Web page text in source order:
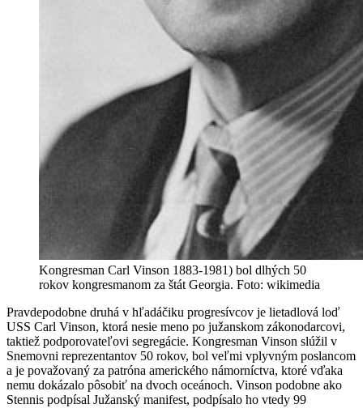
Kongresman Carl Vinson 1883-1981) bol dlhých 50
rokov kongresmanom za štát Georgia. Foto: wikimedia
Pravdepodobne druhá v hľadáčiku progresívcov je lietadlová loď
USS Carl Vinson, ktorá nesie meno po južanskom zákonodarcovi,
taktiež podporovateľovi segregácie. Kongresman Vinson slúžil v
Snemovni reprezentantov 50 rokov, bol veľmi vplyvným poslancom
a je považovaný za patróna amerického námorníctva, ktoré vďaka
nemu dokázalo pôsobiť na dvoch oceánoch. Vinson podobne ako
Stennis podpísal Južanský manifest, podpísalo ho vtedy 99